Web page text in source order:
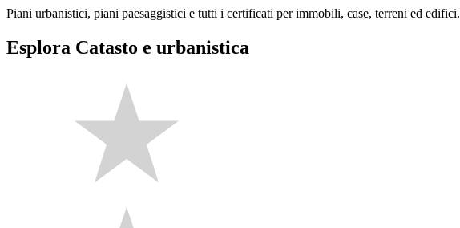
Piani urbanistici, piani paesaggistici e tutti i certificati per immobili, case, terreni ed edifici.
Esplora Catasto e urbanistica